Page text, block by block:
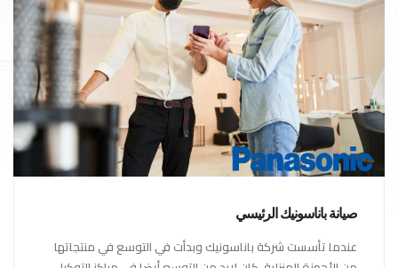
صيانة باناسونيك الرئيسي
عندما تأسست شركة باناسونيك وبدأت في التوسع في منتجاتها